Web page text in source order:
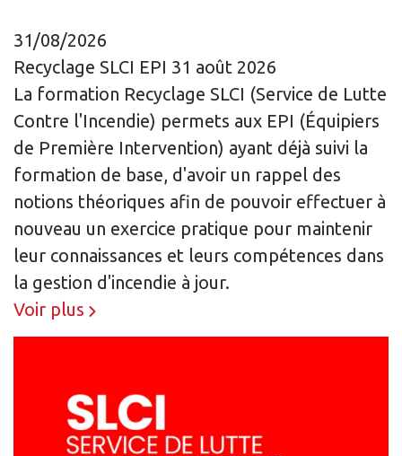
31/08/2026
Recyclage SLCI EPI 31 août 2026
La formation Recyclage SLCI (Service de Lutte
Contre l'Incendie) permets aux EPI (Équipiers
de Première Intervention) ayant déjà suivi la
formation de base, d'avoir un rappel des
notions théoriques afin de pouvoir effectuer à
nouveau un exercice pratique pour maintenir
leur connaissances et leurs compétences dans
la gestion d'incendie à jour.
Voir plus